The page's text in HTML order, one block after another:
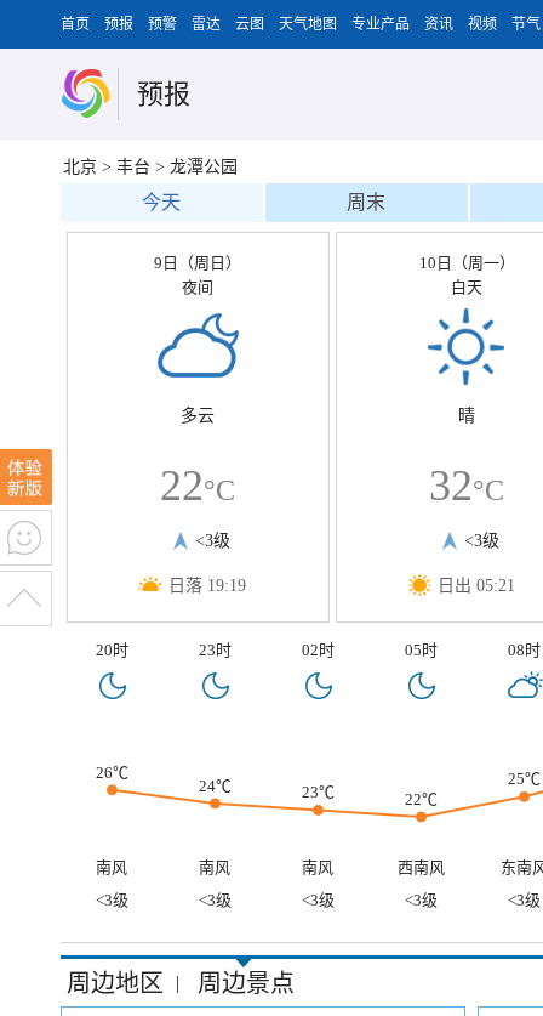
首页 预报 预警 雷达 云图 天气地图 专业产品 资讯 视频 节气
预报
北京 > 丰台 > 龙潭公园
今天 周末
9日（周日）
夜间
多云
22°C
<3级
日落 19:19
10日（周一）
白天
晴
32°C
<3级
日出 05:21
20时 23时 02时 05时 08时
26℃
24℃ 23℃ 22℃
25℃
南风 南风 南风 西南风
东南
<3级
<3级 <3级 <3级 <3级
周边地区 | 周边景点